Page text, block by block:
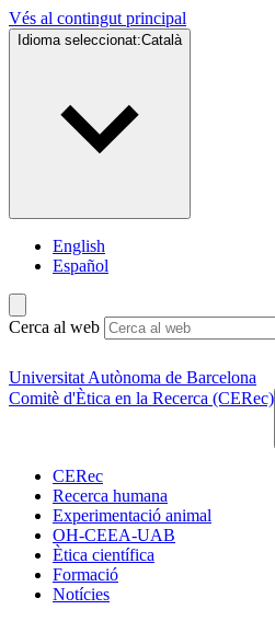
Vés al contingut principal
Idioma seleccionat:Català
English
Español
Cerca al web
Universitat Autònoma de Barcelona
Comitè d'Ètica en la Recerca (CERec)
CERec
Recerca humana
Experimentació animal
OH-CEEA-UAB
Ètica científica
Formació
Notícies